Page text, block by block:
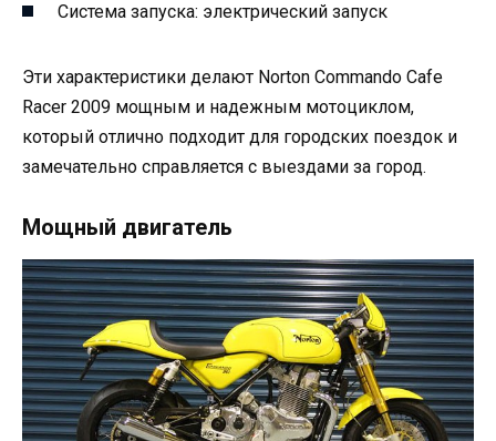
Система запуска: электрический запуск
Эти характеристики делают Norton Commando Cafe
Racer 2009 мощным и надежным мотоциклом,
который отлично подходит для городских поездок и
замечательно справляется с выездами за город.
Мощный двигатель